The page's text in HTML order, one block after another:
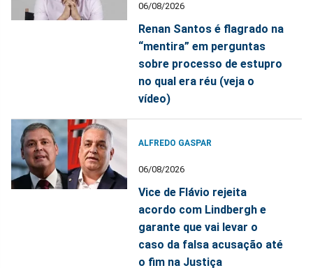
06/08/2026
Renan Santos é flagrado na
“mentira” em perguntas
sobre processo de estupro
no qual era réu (veja o
vídeo)
ALFREDO GASPAR
06/08/2026
Vice de Flávio rejeita
acordo com Lindbergh e
garante que vai levar o
caso da falsa acusação até
o fim na Justiça